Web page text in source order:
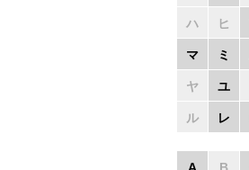
ハ ヒ
マ ミ
ヤ ユ
ル レ